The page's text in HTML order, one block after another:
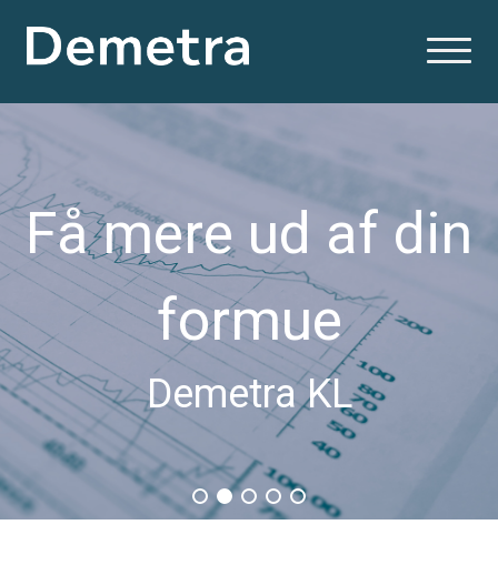
Få mere ud af din
formue
Demetra KL